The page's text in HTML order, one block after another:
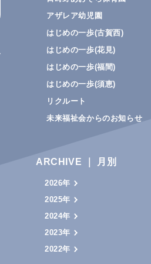
アザレア幼児園
はじめの一歩(古賀⻄)
はじめの一歩(花⾒)
はじめの一歩(福間)
はじめの一歩(須恵)
リクルート
未来福祉会からのお知らせ
ARCHIVE ｜ 月別
2026年
2025年
2024年
2023年
2022年